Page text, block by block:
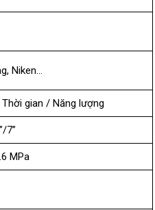
Niken…
gian / Năng lượng
7”
MPa